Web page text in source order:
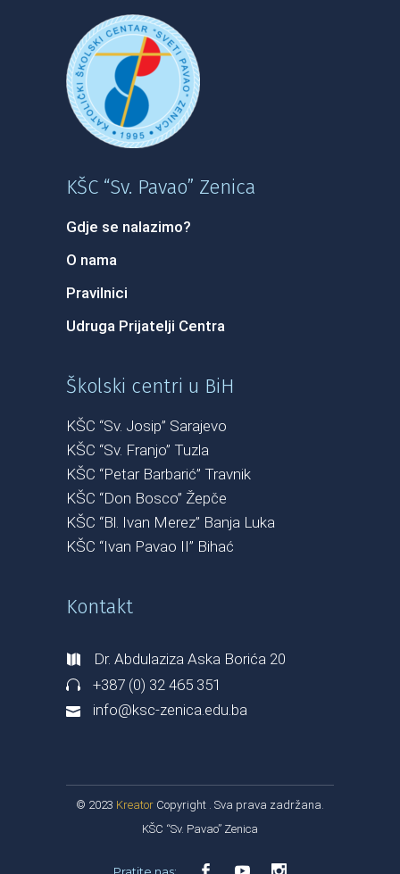
KŠC “Sv. Pavao” Zenica
Gdje se nalazimo?
O nama
Pravilnici
Udruga Prijatelji Centra
Školski centri u BiH
KŠC “Sv. Josip” Sarajevo
KŠC “Sv. Franjo” Tuzla
KŠC “Petar Barbarić” Travnik
KŠC “Don Bosco” Žepče
KŠC “Bl. Ivan Merez” Banja Luka
KŠC “Ivan Pavao II” Bihać
Kontakt
Dr. Abdulaziza Aska Borića 20
+387 (0) 32 465 351
info@ksc-zenica.edu.ba
© 2023 Kreator Copyright . Sva prava zadržana.
KŠC “Sv. Pavao” Zenica